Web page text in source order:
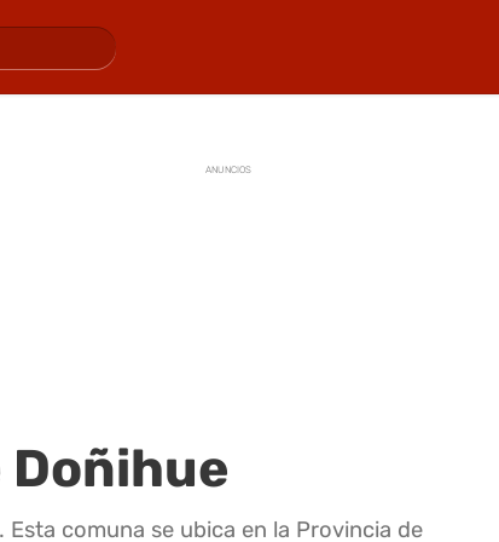
ANUNCIOS
Doñihue
comuna se ubica en la Provincia de